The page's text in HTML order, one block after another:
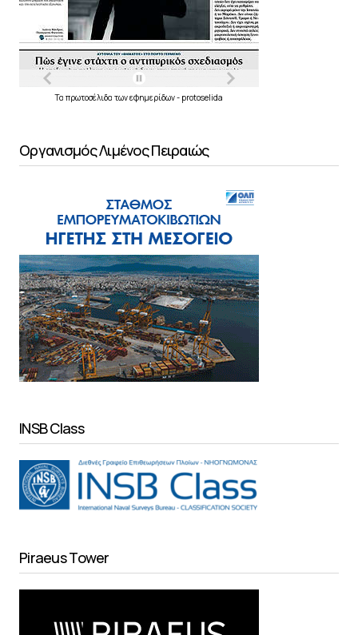
Τα πρωτοσέλιδα τωνεφημερίδων- protoselida
Οργανισμός Λιμένος Πειραιώς
INSB Class
Piraeus Tower